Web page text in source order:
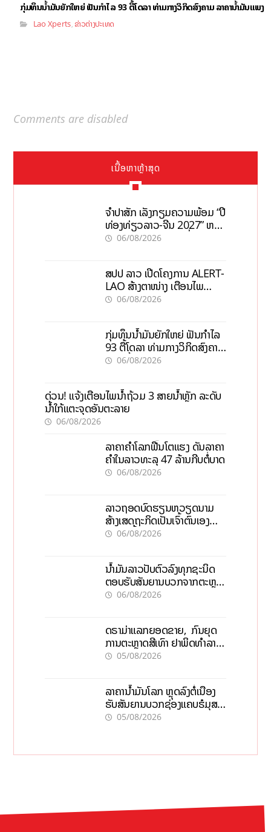
ກຸ່ມທຶນນ້ຳມັນຍັກໃຫຍ່ ຟັນກຳໄລ 93 ຕື້ໂດລາ ທ່າມກາງວິກິດສົງຄາມ ລາຄານໍ້າມັນແພງ
Lao Xperts, ຂ່າວຕ່າງປະເທດ
Comments are disabled
ເນື້ອຫາຫຼ້າສຸດ
ຈຳປາສັກ ເລັ່ງກຽມຄວາມພ້ອມ “ປີ
ທ່ອງທ່ຽວລາວ-ຈີນ 2027” ຫວັງ
ກະຕຸ້ນເສດຖະກິດທ້ອງຖິ່ນ
06/08/2026
ສປປ ລາວ ເປີດໂຄງການ ALERT-
LAO ສ້າງຕາໜ່າງ ເຕືອນໄພ
ພະຍາດລະບາດທົ່ວປະເທດ
06/08/2026
ກຸ່ມທຶນນ້ຳມັນຍັກໃຫຍ່ ຟັນກຳໄລ
93 ຕື້ໂດລາ ທ່າມກາງວິກິດສົງຄາມ
ລາຄານໍ້າມັນແພງ
06/08/2026
ດ່ວນ! ແຈ້ງເຕືອນໄພນໍ້າຖ້ວມ 3 ສາຍນໍ້າຫຼັກ ລະດັບ
ນໍ້າໃກ້ແຕະຈຸດອັນຕະລາຍ
06/08/2026
ລາຄາຄຳໂລກຟື້ນໂຕແຮງ ດັນລາຄາ
ຄຳໃນລາວທະລຸ 47 ລ້ານກີບຕໍ່ບາດ
06/08/2026
ລາວຖອດບົດຮຽນຫວຽດນາມ
ສ້າງເສດຖະກິດເປັນເຈົ້າຕົນເອງ
ກ້າວສູ່ເປົ້າໝາຍ 2035
06/08/2026
ນໍ້າມັນລາວປັບຕົວລົງທຸກຊະນິດ
ຕອບຮັບສັນຍານບວກຈາກຕະຫຼາດ
ໂລກ ແລະ ຊ່ອງແຄບຮໍມູສ
06/08/2026
ດຣາມ່າແລກຍອດຂາຍ, ກົນຍຸດ
ການຕະຫຼາດສີເທົາ ຢາພິດທຳລາຍ
ທຸລະກິດ ໄລຍະຍາວ
05/08/2026
ລາຄານ້ຳມັນໂລກ ຫຼຸດລົງຕໍ່ເນື່ອງ
ຮັບສັນຍານບວກຊ່ອງແຄບຮໍມຸສ
ຈັບຕາລາຄາໃນລາວ
05/08/2026